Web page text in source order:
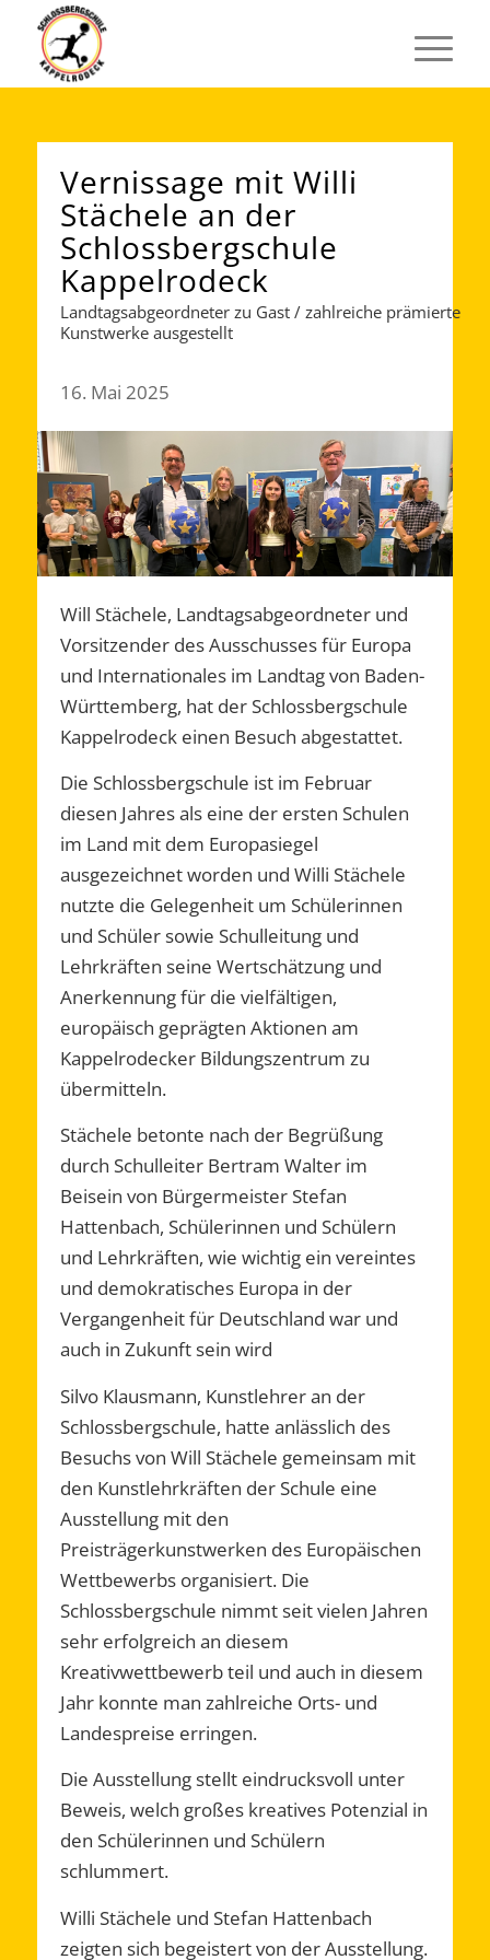
Vernissage mit Willi
Stächele an der
Schlossbergschule
Kappelrodeck
Landtagsabgeordneter zu Gast / zahlreiche prämierte
Kunstwerke ausgestellt
16. Mai 2025
Will Stächele, Landtagsabgeordneter und
Vorsitzender des Ausschusses für Europa
und Internationales im Landtag von Baden-
Württemberg, hat der Schlossbergschule
Kappelrodeck einen Besuch abgestattet.
Die Schlossbergschule ist im Februar
diesen Jahres als eine der ersten Schulen
im Land mit dem Europasiegel
ausgezeichnet worden und Willi Stächele
nutzte die Gelegenheit um Schülerinnen
und Schüler sowie Schulleitung und
Lehrkräften seine Wertschätzung und
Anerkennung für die vielfältigen,
europäisch geprägten Aktionen am
Kappelrodecker Bildungszentrum zu
übermitteln.
Stächele betonte nach der Begrüßung
durch Schulleiter Bertram Walter im
Beisein von Bürgermeister Stefan
Hattenbach, Schülerinnen und Schülern
und Lehrkräften, wie wichtig ein vereintes
und demokratisches Europa in der
Vergangenheit für Deutschland war und
auch in Zukunft sein wird
Silvo Klausmann, Kunstlehrer an der
Schlossbergschule, hatte anlässlich des
Besuchs von Will Stächele gemeinsam mit
den Kunstlehrkräften der Schule eine
Ausstellung mit den
Preisträgerkunstwerken des Europäischen
Wettbewerbs organisiert. Die
Schlossbergschule nimmt seit vielen Jahren
sehr erfolgreich an diesem
Kreativwettbewerb teil und auch in diesem
Jahr konnte man zahlreiche Orts- und
Landespreise erringen.
Die Ausstellung stellt eindrucksvoll unter
Beweis, welch großes kreatives Potenzial in
den Schülerinnen und Schülern
schlummert.
Willi Stächele und Stefan Hattenbach
zeigten sich begeistert von der Ausstellung.